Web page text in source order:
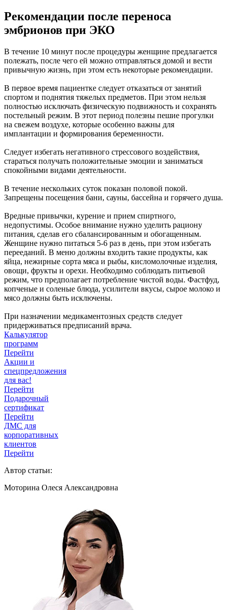
Рекомендации после переноса
эмбрионов при ЭКО
В течение 10 минут после процедуры женщине предлагается
полежать, после чего ей можно отправляться домой и вести
привычную жизнь, при этом есть некоторые рекомендации.
В первое время пациентке следует отказаться от занятий
спортом и поднятия тяжелых предметов. При этом нельзя
полностью исключать физическую подвижность и сохранять
постельный режим. В этот период полезны пешие прогулки
на свежем воздухе, которые особенно важны для
имплантации и формирования беременности.
Следует избегать негативного стрессового воздействия,
стараться получать положительные эмоции и заниматься
спокойными видами деятельности.
В течение нескольких суток показан половой покой.
Запрещены посещения бани, сауны, бассейна и горячего душа.
Вредные привычки, курение и прием спиртного,
недопустимы. Особое внимание нужно уделить рациону
питания, сделав его сбалансированным и обогащенным.
Женщине нужно питаться 5-6 раз в день, при этом избегать
перееданий. В меню должны входить такие продукты, как
яйца, нежирные сорта мяса и рыбы, кисломолочные изделия,
овощи, фрукты и орехи. Необходимо соблюдать питьевой
режим, что предполагает потребление чистой воды. Фастфуд,
копченые и соленые блюда, усилители вкусы, сырое молоко и
мясо должны быть исключены.
При назначении медикаментозных средств следует
придерживаться предписаний врача.
Калькулятор
программ
Перейти
Акции и
спецпредложения
для вас!
Перейти
Подарочный
сертификат
Перейти
ДМС для
корпоративных
клиентов
Перейти
Автор статьи:
Моторина Олеся Александровна